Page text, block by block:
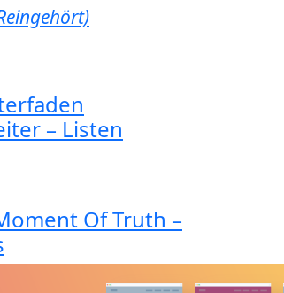
– Listen
Of Truth –